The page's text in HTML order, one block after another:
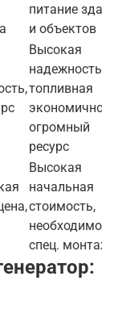
питание
и объектов
Высокая
надежность,
топливная
огромный
ресурс
Высокая
начальная
стоимость,
спец.